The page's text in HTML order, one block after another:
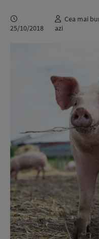
25/10/2018
Cea mai
azi